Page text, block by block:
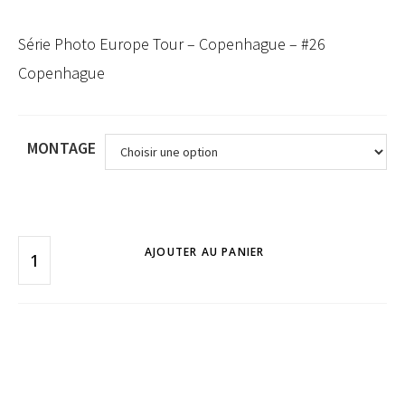
Série Photo Europe Tour – Copenhague – #26
Copenhague
MONTAGE
AJOUTER AU PANIER